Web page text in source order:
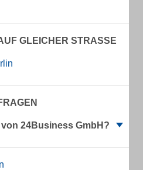
GLEICHER STRASSE
24Business GmbH?